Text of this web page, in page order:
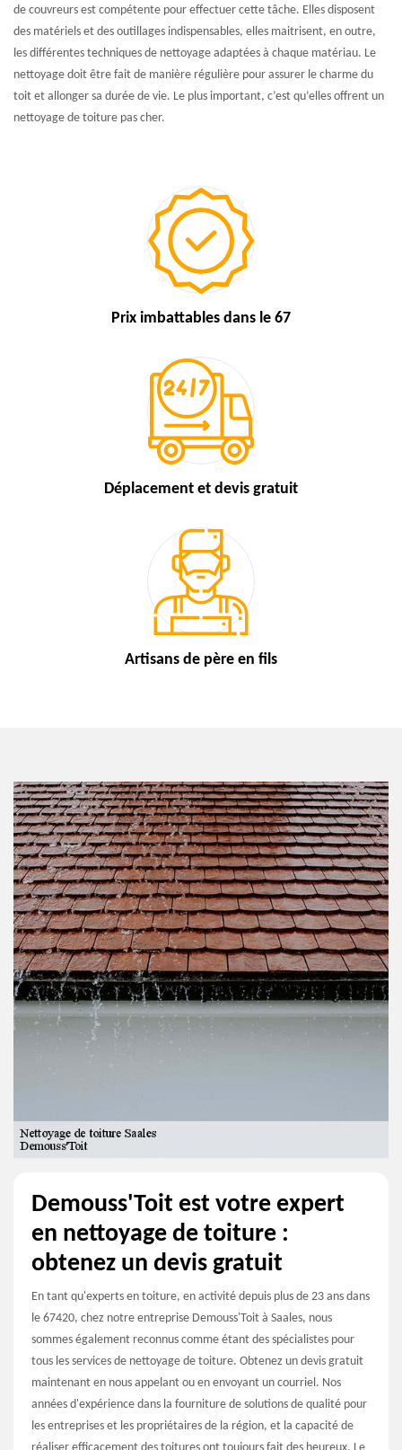
de couvreurs est compétente pour effectuer cette tâche. Elles disposent
des matériels et des outillages indispensables, elles maitrisent, en outre,
les différentes techniques de nettoyage adaptées à chaque matériau. Le
nettoyage doit être fait de manière régulière pour assurer le charme du
toit et allonger sa durée de vie. Le plus important, c’est qu’elles offrent un
nettoyage de toiture pas cher.
Prix imbattables dans le 67
Déplacement et devis gratuit
Artisans de père en fils
Demouss'Toit est votre expert
en nettoyage de toiture :
obtenez un devis gratuit
En tant qu'experts en toiture, en activité depuis plus de 23 ans dans
le 67420, chez notre entreprise Demouss'Toit à Saales, nous
sommes également reconnus comme étant des spécialistes pour
tous les services de nettoyage de toiture. Obtenez un devis gratuit
maintenant en nous appelant ou en envoyant un courriel. Nos
années d'expérience dans la fourniture de solutions de qualité pour
les entreprises et les propriétaires de la région, et la capacité de